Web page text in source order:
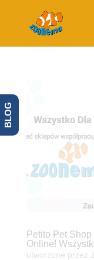
Petito Pet
Online!
utworzone przez
BLOG